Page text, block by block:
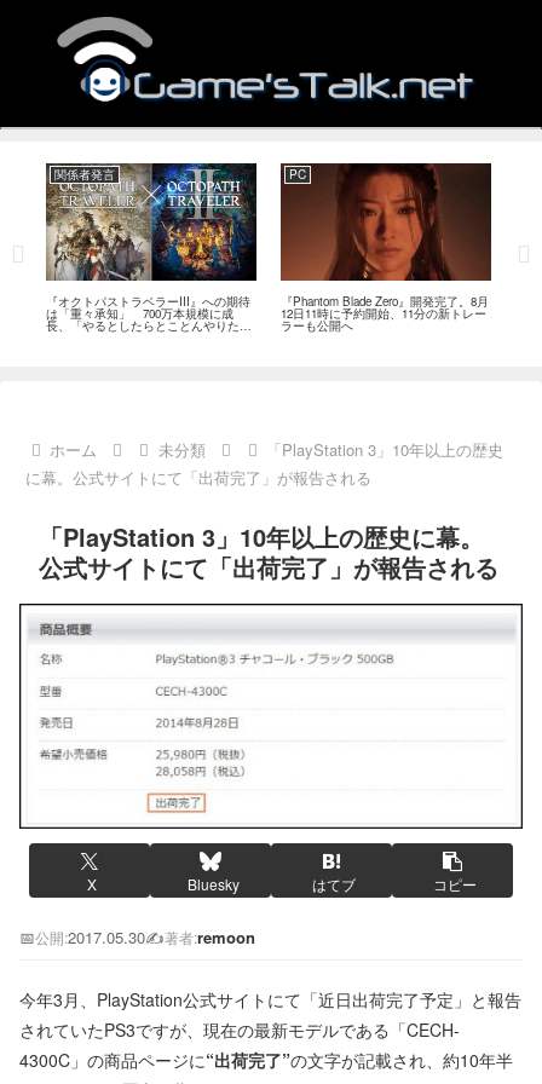
関係者発言
『オクトパストラベラーIII』への期待
は「重々承知」 700万本規模に成
長、「やるとしたらとことんやりた
い」と浅野智也氏
PC
『Phantom Blade Zero』開発完了。8月
12日11時に予約開始、11分の新トレー
ラーも公開へ
ホーム 未分類
「PlayStation 3」10年以上の歴史
に幕。公式サイトにて「出荷完了」が報告される
「PlayStation 3」10年以上の歴史に幕。
公式サイトにて「出荷完了」が報告される
X Bluesky はてブ コピー
📅公開:2017.05.30✍️著者:remoon
今年3月、PlayStation公式サイトにて「近日出荷完了予定」と報告
されていたPS3ですが、現在の最新モデルである「CECH-
4300C」の商品ページに“出荷完了”の文字が記載され、約10年半